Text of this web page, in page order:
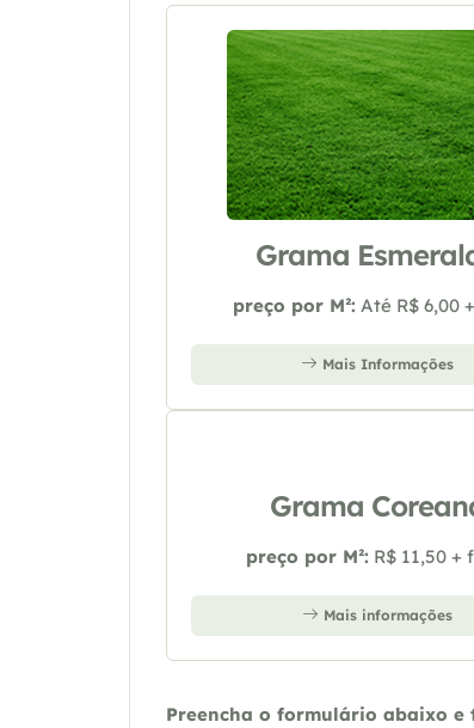
Grama
preço por M²: Até R$ 6,00
Mais Informações
Grama
preço por M²: R$ 11,50 +
Mais informações
Preencha o formulário abaixo e